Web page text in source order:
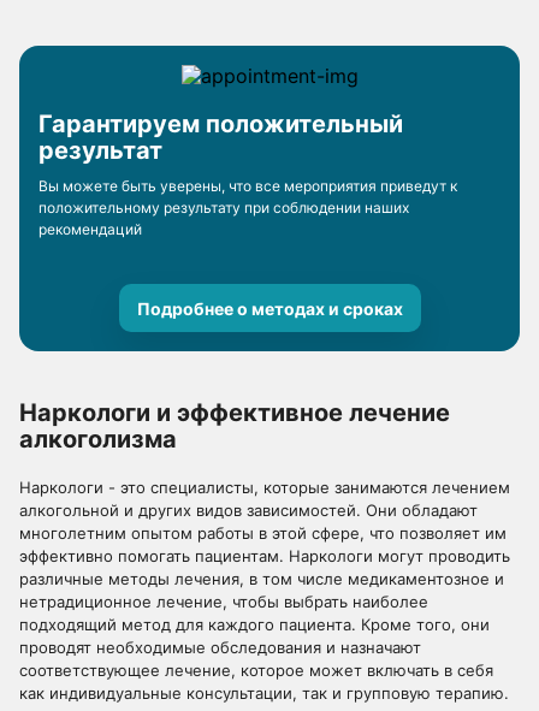
Гарантируем положительный
результат
Вы можете быть уверены, что все мероприятия приведут к
положительному результату при соблюдении наших
рекомендаций
Подробнее о методах и сроках
Наркологи и эффективное лечение
алкоголизма
Наркологи - это специалисты, которые занимаются лечением
алкогольной и других видов зависимостей. Они обладают
многолетним опытом работы в этой сфере, что позволяет им
эффективно помогать пациентам. Наркологи могут проводить
различные методы лечения, в том числе медикаментозное и
нетрадиционное лечение, чтобы выбрать наиболее
подходящий метод для каждого пациента. Кроме того, они
проводят необходимые обследования и назначают
соответствующее лечение, которое может включать в себя
как индивидуальные консультации, так и групповую терапию.